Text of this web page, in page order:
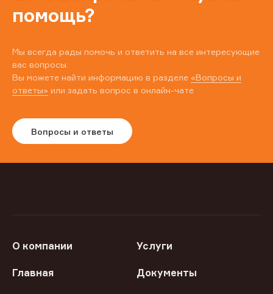
помощь?
Мы всегда рады помочь и ответить на все интересующие
вас вопросы.
Вы можете найти информацию в разделе «Вопросы и
ответы» или задать вопрос в онлайн-чате
Вопросы и ответы
О компании Услуги
Главная Документы